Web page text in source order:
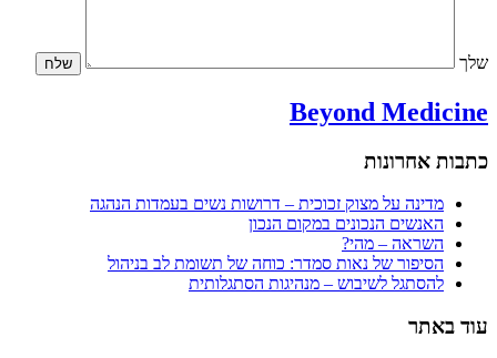
שלך
Beyond Medicine
כתבות אחרונות
מדינה על מצוק זכוכית – דרושות נשים בעמדות הנהגה
האנשים הנכונים במקום הנכון
השראה – מהי?
הסיפור של נאות סמדר: כוחה של תשומת לב בניהול
להסתגל לשיבוש – מנהיגות הסתגלותית
עוד באתר